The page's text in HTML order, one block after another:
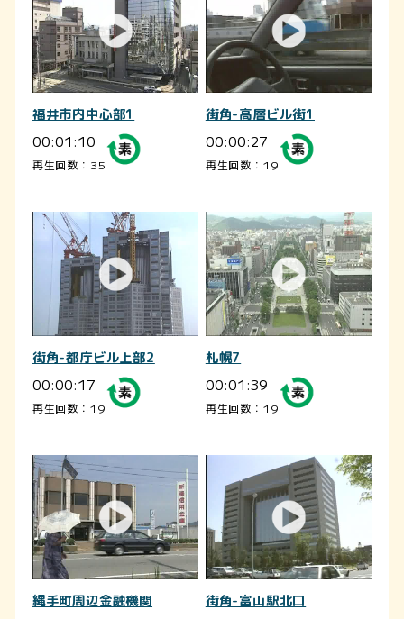
福井市内中心部1
00:01:10
再生回数：35
街角-高層ビル街1
00:00:27
再生回数：19
街角-都庁ビル上部2
00:00:17
再生回数：19
札幌7
00:01:39
再生回数：19
縄手町周辺金融機関 街角-富山駅北口